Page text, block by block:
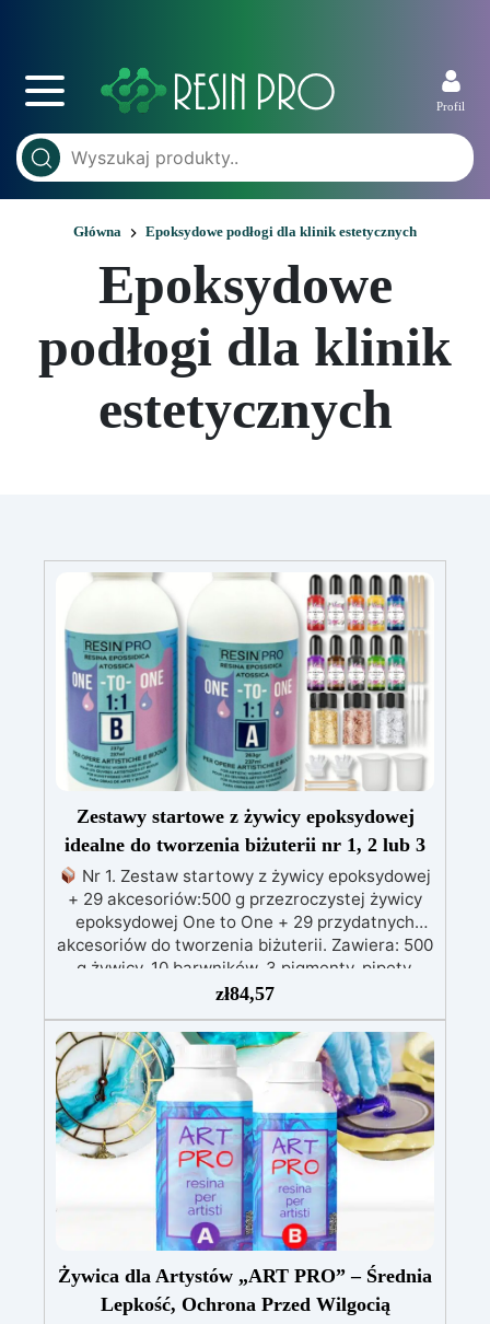
Profil
Główna Epoksydowe podłogi dla klinik estetycznych
Epoksydowe
podłogi dla klinik
estetycznych
Zestawy startowe z żywicy epoksydowej
idealne do tworzenia biżuterii nr 1, 2 lub 3
Nr 1. Zestaw startowy z żywicy epoksydowej
+ 29 akcesoriów:500 g przezroczystej żywicy
epoksydowej One to One + 29 przydatnych
akcesoriów do tworzenia biżuterii. Zawiera: 500
g żywicy, 10 barwników, 3 pigmenty, pipety,
Nr 2. Zestaw startowy z żywicy epoksydowej
+ 100 akcesoriów:500 g przezroczystej żywicy
epoksydowej One to One + 100 przydatnych
akcesoriów do tworzenia biżuterii. Zawiera: 500
g żywicy, 12 dodatków dekoracyjnych, suszone
kwiaty, silikonową formę z literami, breloczki,
końcówki do miniwiertarki, ponad 100
elementów.
zł84,57
Żywica dla Artystów „ART PRO” – Średnia
Lepkość, Ochrona Przed Wilgocią